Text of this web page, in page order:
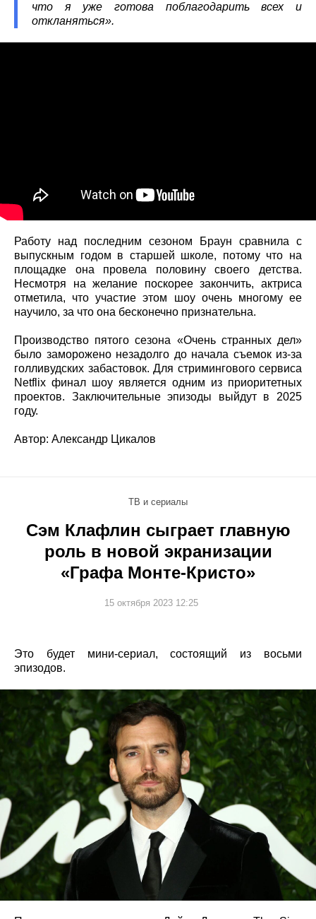
что я уже готова поблагодарить всех и
откланяться».
Работу над последним сезоном Браун сравнила с
выпускным годом в старшей школе, потому что на
площадке она провела половину своего детства.
Несмотря на желание поскорее закончить, актриса
отметила, что участие этом шоу очень многому ее
научило, за что она бесконечно признательна.
Производство пятого сезона «Очень странных дел»
было заморожено незадолго до начала съемок из-за
голливудских забастовок. Для стримингового сервиса
Netflix финал шоу является одним из приоритетных
проектов. Заключительные эпизоды выйдут в 2025
году.
Автор: Александр Цикалов
ТВ и сериалы
Сэм Клафлин сыграет главную
роль в новой экранизации
«Графа Монте-Кристо»
15 октября 2023 12:25
Это будет мини-сериал, состоящий из восьми
эпизодов.